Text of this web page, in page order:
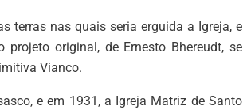
terras nas quais seria erguida a Igreja, e
original, de Ernesto Bhereudt, se
Vianco.
e em 1931, a Igreja Matriz de Santo